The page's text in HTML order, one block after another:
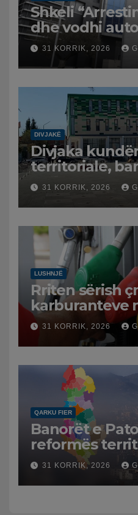
Shkeli
dhe vodhi
arrestohet 43-
31 KORRIK, 2026
DIVJAKË
Divjaka
territoriale,
protestë.
31 KORRIK, 2026
LUSHNJË
Rriten sërish
karburanteve
karburanteve
Tensionet në
Mesme
dhe benzinën
31 KORRIK, 2026
QARKU FIER
Banorët e
reformës
humbasim
qytetit
31 KORRIK, 2026